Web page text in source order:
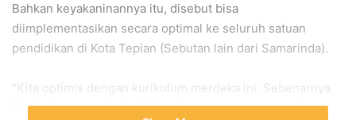
Bahkan keyakaninannya itu, disebut bisa
diimplementasikan secara optimal ke seluruh satuan
pendidikan di Kota Tepian (Sebutan lain dari Samarinda).
“Kita optimis dengan kurikulum merdeka ini. Sebenarnya
kita ingin mencoba kurikulum baru yang tentunya akan